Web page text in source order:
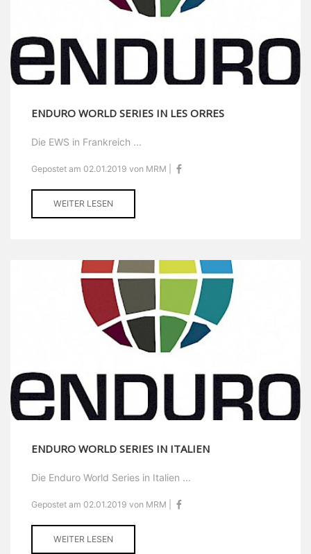
ENDURO WORLD SERIES IN LES ORRES
Die EWS in Frankreich ...
Gepostet am 02.01.2019 von MRM |
WEITER LESEN
ENDURO WORLD SERIES IN ITALIEN
Die Enduro World Series in Italien ...
Gepostet am 02.01.2019 von MRM |
WEITER LESEN